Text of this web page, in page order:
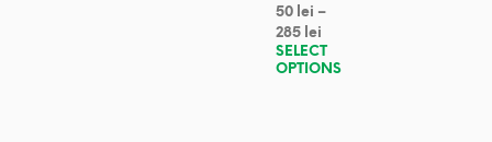
50 lei –
285 lei
SELECT
OPTIONS